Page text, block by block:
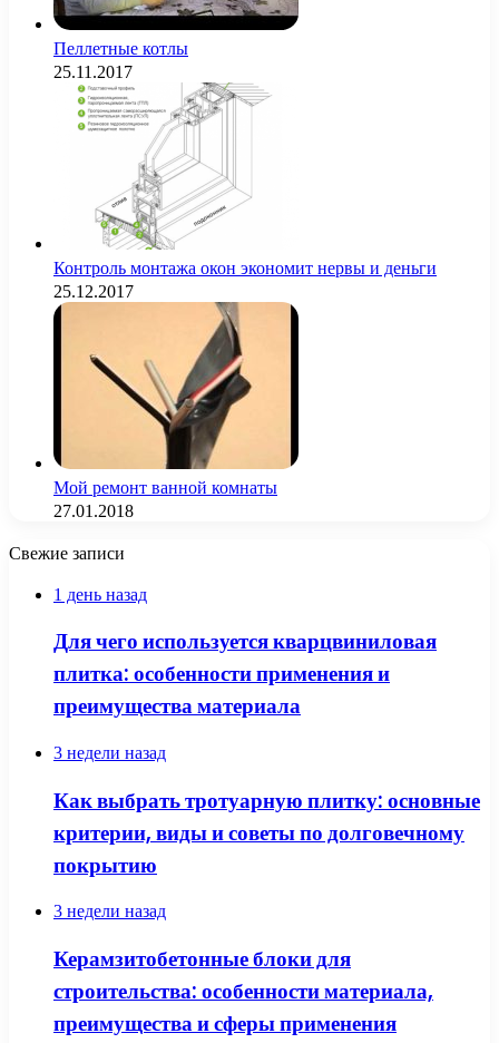
Пеллетные котлы
25.11.2017
Контроль монтажа окон экономит нервы и деньги
25.12.2017
Мой ремонт ванной комнаты
27.01.2018
Свежие записи
1 день назад
Для чего используется кварцвиниловая
плитка: особенности применения и
преимущества материала
3 недели назад
Как выбрать тротуарную плитку: основные
критерии, виды и советы по долговечному
покрытию
3 недели назад
Керамзитобетонные блоки для
строительства: особенности материала,
преимущества и сферы применения